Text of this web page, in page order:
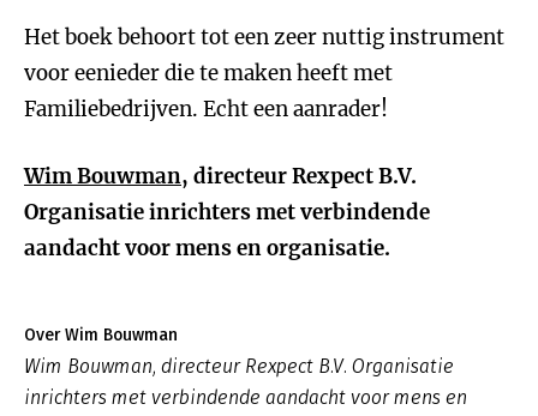
Het boek behoort tot een zeer nuttig instrument
voor eenieder die te maken heeft met
Familiebedrijven. Echt een aanrader!
Wim Bouwman, directeur Rexpect B.V.
Organisatie inrichters met verbindende
aandacht voor mens en organisatie.
Over Wim Bouwman
Wim Bouwman, directeur Rexpect B.V. Organisatie
inrichters met verbindende aandacht voor mens en